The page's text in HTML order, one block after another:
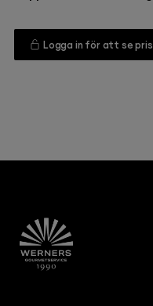
Logga in för att se pris